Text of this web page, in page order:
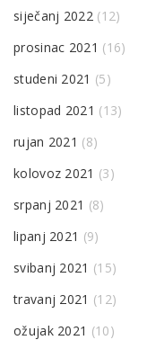
siječanj 2022 (12)
prosinac 2021 (16)
studeni 2021 (5)
listopad 2021 (13)
rujan 2021 (8)
kolovoz 2021 (3)
srpanj 2021 (8)
lipanj 2021 (9)
svibanj 2021 (15)
travanj 2021 (12)
ožujak 2021 (10)